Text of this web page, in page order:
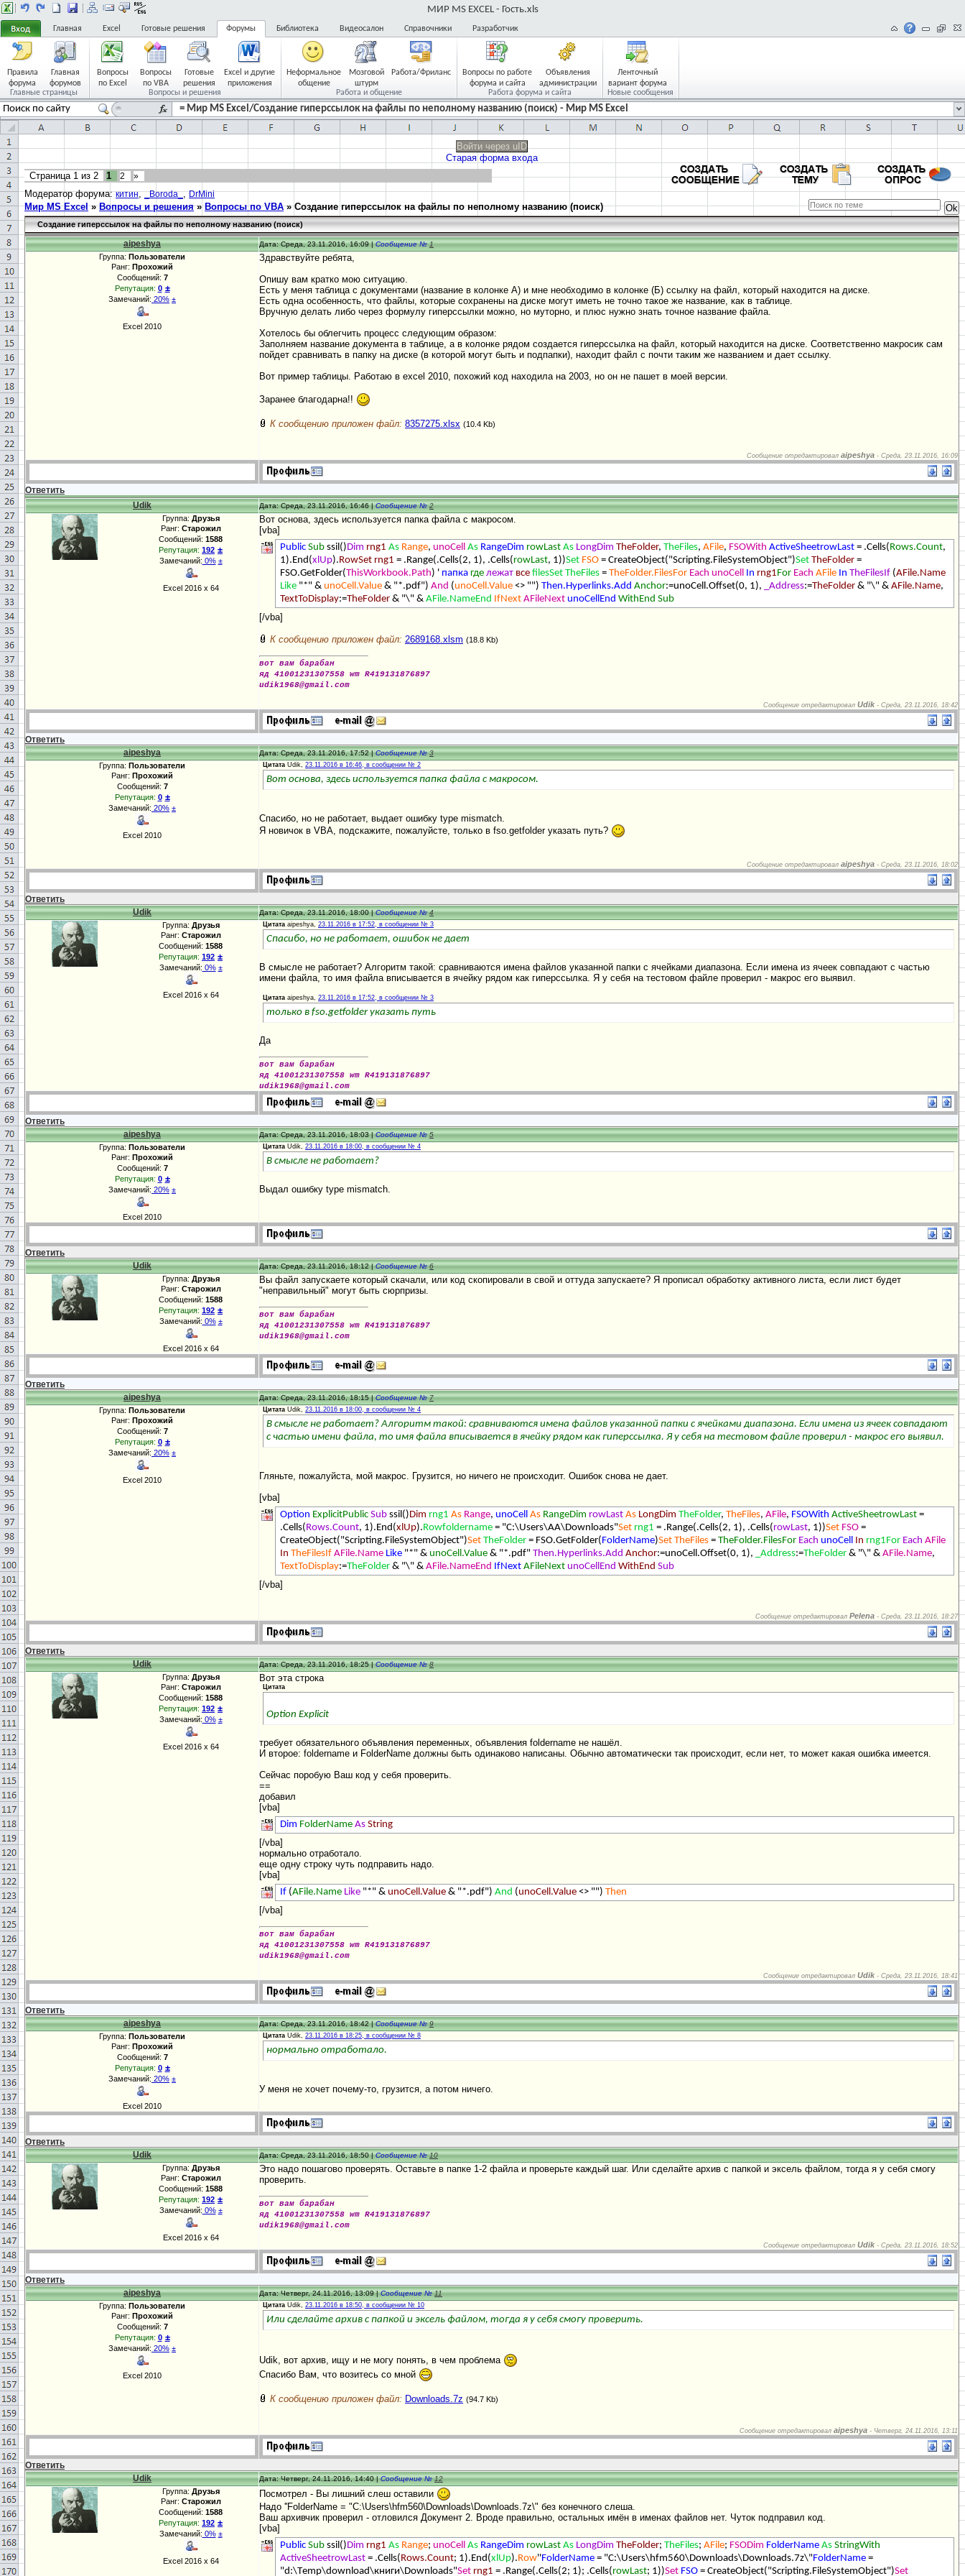
МИР MS EXCEL - Гость.xls
Главная Excel Готовые решения Форумы Библиотека Видеосалон Справочники Разработчик
Правила
форума
Главная
форумов
Главные страницы
Вопросы
по Excel
Вопросы
по VBA
Готовые
решения
Excel и другие
приложения
Вопросы и решения
Неформальное
общение
Мозговой
штурм
Работа/Фриланс
Работа и общение
Вопросы по работе
форума и сайта
Объявления
администрации
Работа форума и сайта
Ленточный
вариант форума
Новые сообщения
= Мир MS Excel/Создание гиперссылок на файлы по неполному названию (поиск) - Мир MS Excel
Войти через uID
Старая форма входа
Страница 1 из 2 1 2 »
Модератор форума:китин,_Boroda_,DrMini
Мир MS Excel » Вопросы и решения » Вопросы по VBA » Создание гиперссылок на файлы по неполному названию (поиск)
Создание гиперссылок на файлы по неполному названию (поиск)
aipeshya Дата: Среда, 23.11.2016, 16:09 |Сообщение №1
Группа: Пользователи
Ранг: Прохожий
Сообщений: 7
Репутация: 0 ±
Замечаний: 20% ±
Excel 2010
Здравствуйте ребята,
Опишу вам кратко мою ситуацию.
Есть у меня таблица с документами (название в колонке А) и мне необходимо в колонке (Б) ссылку на файл, который находится на диске.
Есть одна особенность, что файлы, которые сохранены на диске могут иметь не точно такое же название, как в таблице.
Вручную делать либо через формулу гиперссылки можно, но муторно, и плюс нужно знать точное название файла.
Хотелось бы облегчить процесс следующим образом:
Заполняем название документа в таблице, а в колонке рядом создается гиперссылка на файл, который находится на диске. Соответственно макросик сам
пойдет сравнивать в папку на диске (в которой могут быть и подпапки), находит файл с почти таким же названием и дает ссылку.
Вот пример таблицы. Работаю в excel 2010, похожий код находила на 2003, но он не пашет в моей версии.
Заранее благодарна!!
К сообщению приложен файл: 8357275.xlsx (10.4 Kb)
Сообщение отредактировал aipeshya - Среда, 23.11.2016, 16:09
Ответить
Udik
Дата: Среда, 23.11.2016, 16:46 |Сообщение №2
Группа: Друзья
Ранг: Старожил
Сообщений: 1588
Репутация: 192 ±
Замечаний: 0% ±
Excel 2016 х 64
Вот основа, здесь используется папка файла с макросом.
[vba]
Public Sub ssil()Dim rng1 As Range, unoCell As RangeDim rowLast As LongDim TheFolder, TheFiles, AFile, FSOWith ActiveSheetrowLast = .Cells(Rows.Count,
1).End(xlUp).RowSet rng1 = .Range(.Cells(2, 1), .Cells(rowLast, 1))Set FSO = CreateObject("Scripting.FileSystemObject")Set TheFolder =
FSO.GetFolder(ThisWorkbook.Path) ' папка где лежат все filesSet TheFiles = TheFolder.FilesFor Each unoCell In rng1For Each AFile In TheFilesIf (AFile.Name
Like "*" & unoCell.Value & "*.pdf") And (unoCell.Value <> "") Then.Hyperlinks.Add Anchor:=unoCell.Offset(0, 1), _Address:=TheFolder & "\" & AFile.Name,
TextToDisplay:=TheFolder & "\" & AFile.NameEnd IfNext AFileNext unoCellEnd WithEnd Sub
[/vba]
К сообщению приложен файл: 2689168.xlsm (18.8 Kb)
вот вам барабан
яд 41001231307558 wm R419131876897
udik1968@gmail.com
Сообщение отредактировал Udik - Среда, 23.11.2016, 18:42
Ответить
aipeshya
Дата: Среда, 23.11.2016, 17:52 |Сообщение №3
Группа: Пользователи
Ранг: Прохожий
Сообщений: 7
Репутация: 0 ±
Замечаний: 20% ±
Excel 2010
Цитата Udik, 23.11.2016 в 16:46, в сообщении № 2
Вот основа, здесь используется папка файла с макросом.
Спасибо, но не работает, выдает ошибку type mismatch.
Я новичок в VBA, подскажите, пожалуйсте, только в fso.getfolder указать путь?
Сообщение отредактировал aipeshya - Среда, 23.11.2016, 18:02
Ответить
Udik
Дата: Среда, 23.11.2016, 18:00 |Сообщение №4
Группа: Друзья
Ранг: Старожил
Сообщений: 1588
Репутация: 192 ±
Замечаний: 0% ±
Excel 2016 х 64
Цитата aipeshya, 23.11.2016 в 17:52, в сообщении № 3
Спасибо, но не работает, ошибок не дает
В смысле не работает? Алгоритм такой: сравниваются имена файлов указанной папки с ячейками диапазона. Если имена из ячеек совпадают с частью
имени файла, то имя файла вписывается в ячейку рядом как гиперссылка. Я у себя на тестовом файле проверил - макрос его выявил.
Цитата aipeshya, 23.11.2016 в 17:52, в сообщении № 3
только в fso.getfolder указать путь
Да
вот вам барабан
яд 41001231307558 wm R419131876897
udik1968@gmail.com
Ответить
aipeshya
Дата: Среда, 23.11.2016, 18:03 |Сообщение №5
Группа: Пользователи
Ранг: Прохожий
Сообщений: 7
Репутация: 0 ±
Замечаний: 20% ±
Excel 2010
Цитата Udik, 23.11.2016 в 18:00, в сообщении № 4
В смысле не работает?
Выдал ошибку type mismatch.
Ответить
Udik
Дата: Среда, 23.11.2016, 18:12 |Сообщение №6
Группа: Друзья
Ранг: Старожил
Сообщений: 1588
Репутация: 192 ±
Замечаний: 0% ±
Excel 2016 х 64
Вы файл запускаете который скачали, или код скопировали в свой и оттуда запускаете? Я прописал обработку активного листа, если лист будет
"неправильный" могут быть сюрпризы.
вот вам барабан
яд 41001231307558 wm R419131876897
udik1968@gmail.com
Ответить
aipeshya
Дата: Среда, 23.11.2016, 18:15 |Сообщение №7
Группа: Пользователи
Ранг: Прохожий
Сообщений: 7
Репутация: 0 ±
Замечаний: 20% ±
Excel 2010
Цитата Udik, 23.11.2016 в 18:00, в сообщении № 4
В смысле не работает? Алгоритм такой: сравниваются имена файлов указанной папки с ячейками диапазона. Если имена из ячеек совпадают
с частью имени файла, то имя файла вписывается в ячейку рядом как гиперссылка. Я у себя на тестовом файле проверил - макрос его выявил.
Гляньте, пожалуйста, мой макрос. Грузится, но ничего не происходит. Ошибок снова не дает.
[vba]
Option ExplicitPublic Sub ssil()Dim rng1 As Range, unoCell As RangeDim rowLast As LongDim TheFolder, TheFiles, AFile, FSOWith ActiveSheetrowLast =
.Cells(Rows.Count, 1).End(xlUp).Rowfoldername = "С:\Users\AA\Downloads"Set rng1 = .Range(.Cells(2, 1), .Cells(rowLast, 1))Set FSO =
CreateObject("Scripting.FileSystemObject")Set TheFolder = FSO.GetFolder(FolderName)Set TheFiles = TheFolder.FilesFor Each unoCell In rng1For Each AFile
In TheFilesIf AFile.Name Like "*" & unoCell.Value & "*.pdf" Then.Hyperlinks.Add Anchor:=unoCell.Offset(0, 1), _Address:=TheFolder & "\" & AFile.Name,
TextToDisplay:=TheFolder & "\" & AFile.NameEnd IfNext AFileNext unoCellEnd WithEnd Sub
[/vba]
Сообщение отредактировал Pelena - Среда, 23.11.2016, 18:27
Ответить
Udik
Дата: Среда, 23.11.2016, 18:25 |Сообщение №8
Группа: Друзья
Ранг: Старожил
Сообщений: 1588
Репутация: 192 ±
Замечаний: 0% ±
Excel 2016 х 64
Вот эта строка
Цитата
Option Explicit
требует обязательного объявления переменных, объявления foldername не нашёл.
И второе: foldername и FolderName должны быть одинаково написаны. Обычно автоматически так происходит, если нет, то может какая ошибка имеется.
Сейчас поробую Ваш код у себя проверить.
==
добавил
[vba]
Dim FolderName As String
[/vba]
нормально отработало.
еще одну строку чуть подправить надо.
[vba]
If (AFile.Name Like "*" & unoCell.Value & "*.pdf") And (unoCell.Value <> "") Then
[/vba]
вот вам барабан
яд 41001231307558 wm R419131876897
udik1968@gmail.com
Сообщение отредактировал Udik - Среда, 23.11.2016, 18:41
Ответить
aipeshya
Дата: Среда, 23.11.2016, 18:42 |Сообщение №9
Группа: Пользователи
Ранг: Прохожий
Сообщений: 7
Репутация: 0 ±
Замечаний: 20% ±
Excel 2010
Цитата Udik, 23.11.2016 в 18:25, в сообщении № 8
нормально отработало.
У меня не хочет почему-то, грузится, а потом ничего.
Ответить
Udik
Дата: Среда, 23.11.2016, 18:50 |Сообщение №10
Группа: Друзья
Ранг: Старожил
Сообщений: 1588
Репутация: 192 ±
Замечаний: 0% ±
Excel 2016 х 64
Это надо пошагово проверять. Оставьте в папке 1-2 файла и проверьте каждый шаг. Или сделайте архив с папкой и эксель файлом, тогда я у себя смогу
проверить.
вот вам барабан
яд 41001231307558 wm R419131876897
udik1968@gmail.com
Сообщение отредактировал Udik - Среда, 23.11.2016, 18:52
Ответить
aipeshya
Дата: Четверг, 24.11.2016, 13:09 |Сообщение №11
Группа: Пользователи
Ранг: Прохожий
Сообщений: 7
Репутация: 0 ±
Замечаний: 20% ±
Excel 2010
Цитата Udik, 23.11.2016 в 18:50, в сообщении № 10
Или сделайте архив с папкой и эксель файлом, тогда я у себя смогу проверить.
Udik, вот архив, ищу и не могу понять, в чем проблема
Спасибо Вам, что возитесь со мной
К сообщению приложен файл: Downloads.7z (94.7 Kb)
Сообщение отредактировал aipeshya - Четверг, 24.11.2016, 13:11
Ответить
Udik
Дата: Четверг, 24.11.2016, 14:40 |Сообщение №12
Группа: Друзья
Ранг: Старожил
Сообщений: 1588
Репутация: 192 ±
Замечаний: 0% ±
Excel 2016 х 64
Посмотрел - Вы лишний слеш оставили
Надо ''FolderName = "C:\Users\hfm560\Downloads\Downloads.7z\" без конечного слеша.
Ваш архивчик проверил - отловился Документ 2. Вроде правильно, остальных имён в именах файлов нет. Чуток подправил код.
[vba]
Public Sub ssil()Dim rng1 As Range; unoCell As RangeDim rowLast As LongDim TheFolder; TheFiles; AFile; FSODim FolderName As StringWith
ActiveSheetrowLast = .Cells(Rows.Count; 1).End(xlUp).Row''FolderName = "C:\Users\hfm560\Downloads\Downloads.7z\"FolderName =
"d:\Тemp\download\книги\Downloads"Set rng1 = .Range(.Cells(2; 1); .Cells(rowLast; 1))Set FSO = CreateObject("Scripting.FileSystemObject")Set